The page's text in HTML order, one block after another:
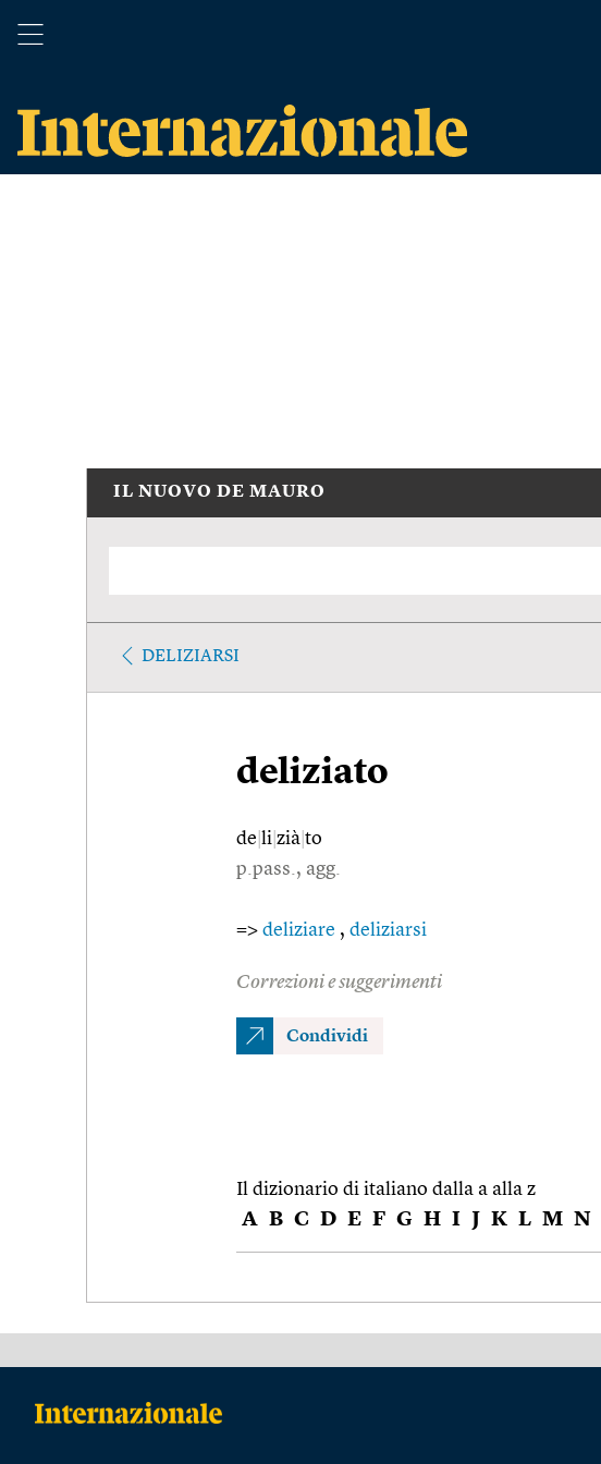
IL NUOVO DE MAURO
DELIZIARSI
deliziato
de li zià to
p.pass., agg.
=> deliziare , deliziarsi
Correzioni e suggerimenti
Condividi
Il dizionario di italiano dalla a alla z
A B C D E F G H I J K L M N